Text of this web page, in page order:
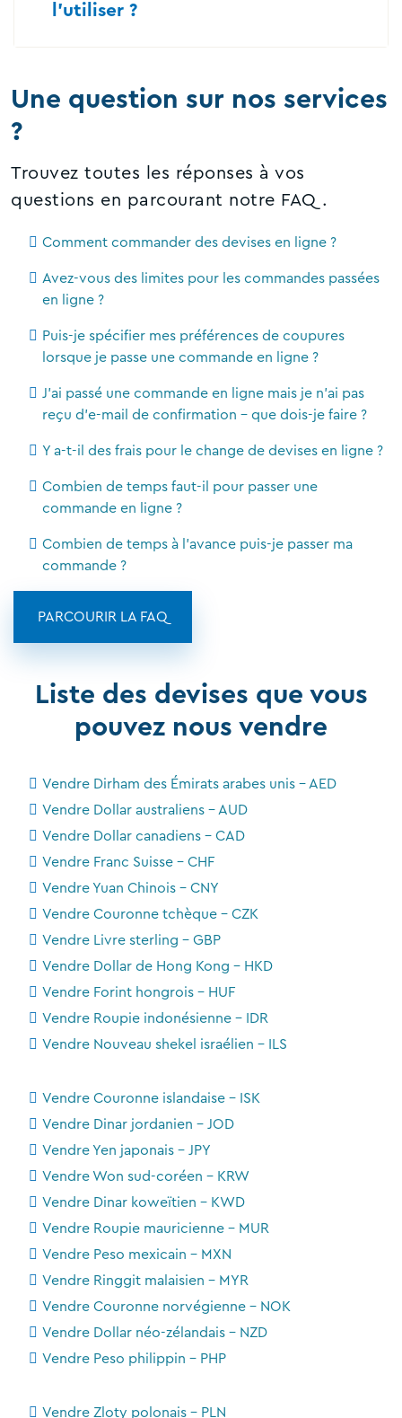
l’utiliser ?
Une question sur nos services
?
Trouvez toutes les réponses à vos
questions en parcourant notre FAQ.
Comment commander des devises en ligne ?
Avez-vous des limites pour les commandes passées
en ligne ?
Puis-je spécifier mes préférences de coupures
lorsque je passe une commande en ligne ?
J'ai passé une commande en ligne mais je n'ai pas
reçu d'e-mail de confirmation - que dois-je faire ?
Y a-t-il des frais pour le change de devises en ligne ?
Combien de temps faut-il pour passer une
commande en ligne ?
Combien de temps à l'avance puis-je passer ma
commande ?
PARCOURIR LA FAQ
Liste des devises que vous
pouvez nous vendre
Vendre Dirham des Émirats arabes unis - AED
Vendre Dollar australiens - AUD
Vendre Dollar canadiens - CAD
Vendre Franc Suisse - CHF
Vendre Yuan Chinois - CNY
Vendre Couronne tchèque - CZK
Vendre Livre sterling - GBP
Vendre Dollar de Hong Kong - HKD
Vendre Forint hongrois - HUF
Vendre Roupie indonésienne - IDR
Vendre Nouveau shekel israélien - ILS
Vendre Couronne islandaise - ISK
Vendre Dinar jordanien - JOD
Vendre Yen japonais - JPY
Vendre Won sud-coréen - KRW
Vendre Dinar koweïtien - KWD
Vendre Roupie mauricienne - MUR
Vendre Peso mexicain - MXN
Vendre Ringgit malaisien - MYR
Vendre Couronne norvégienne - NOK
Vendre Dollar néo-zélandais - NZD
Vendre Peso philippin - PHP
Vendre Zloty polonais - PLN